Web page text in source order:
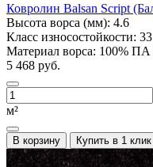
Ковролин Balsan Script
Высота ворса (мм): 4.6
Класс износостойкости: 33
Материал ворса: 100% ПА
5 468 руб.
м²
В корзину Купить в 1 клик